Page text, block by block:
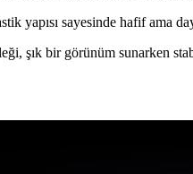
yapısı sayesinde hafif ama
şık bir görünüm sunarken